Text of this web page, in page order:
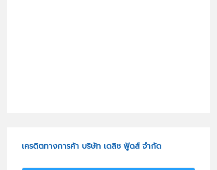
เครดิตทางการค้า บริษัท เดลิช ฟู้ดส์ จำกัด